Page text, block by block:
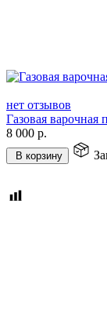
нет отзывов
Газовая варочная
8 000 р.
В корзину